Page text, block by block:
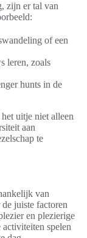
zijn er tal van
of een
leren, zoals
hunts in de
uitje niet alleen
aan
te
van
juiste factoren
en plezierige
spelen